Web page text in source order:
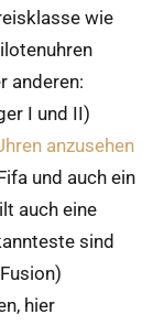
wie
anderen:
I und II)
anzusehen
und auch ein
auch eine
sind
hier